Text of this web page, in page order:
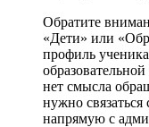
Обратите
«Дети» или
профиль
нет смысла
нужно
напрямую с